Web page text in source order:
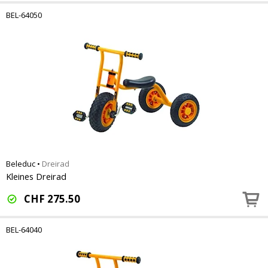
BEL-64050
Beleduc • Dreirad
Kleines Dreirad
CHF 275.50
BEL-64040